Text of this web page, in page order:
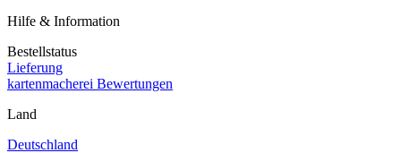
Hilfe & Information
Bestellstatus
Lieferung
kartenmacherei Bewertungen
Land
Deutschland